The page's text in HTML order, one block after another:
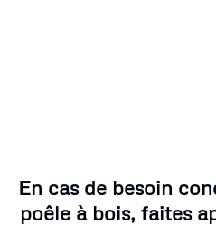
En cas de besoin
poêle à bois, faites